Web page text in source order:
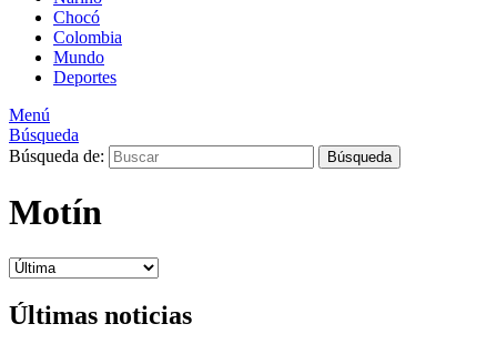
Chocó
Colombia
Mundo
Deportes
Menú
Búsqueda
Búsqueda de:
Búsqueda
Motín
Últimas noticias